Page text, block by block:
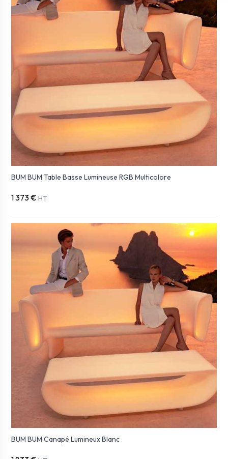
BUM BUM Table Basse Lumineuse RGB Multicolore
1 373 € HT
BUM BUM Canapé Lumineux Blanc